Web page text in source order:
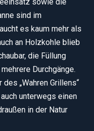
sind im
es kaum mehr als
an Holzkohle blieb
die Füllung
Durchgänge.
„Wahren Grillens“
unterwegs einen
in der Natur